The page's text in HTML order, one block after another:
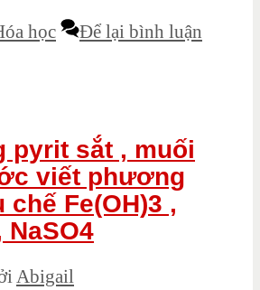
học Để lại bình luận
pyrit sắt , muối
viết phương
Fe(OH)3 ,
NaSO4
Abigail